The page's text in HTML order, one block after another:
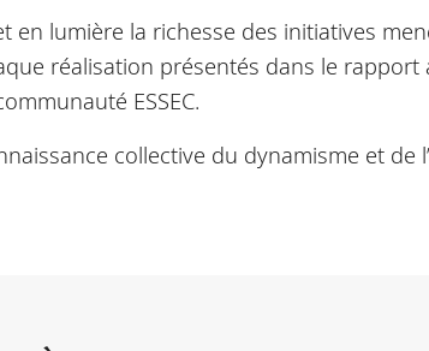
lumière la richesse des initiatives
réalisation présentés dans le
ESSEC.
collective du dynamisme et de